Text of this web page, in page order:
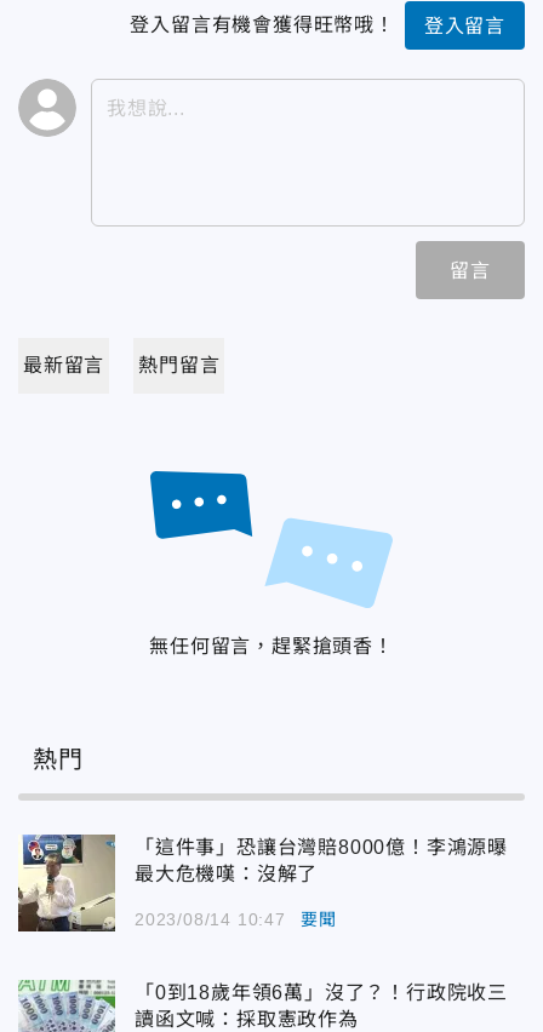
登入留言有機會獲得旺幣哦！ 登入留言
留言
最新留言 熱門留言
無任何留言，趕緊搶頭香！
熱門
「這件事」恐讓台灣賠8000億！李鴻源曝
最大危機嘆：沒解了
2023/08/14 10:47 要聞
「0到18歲年領6萬」沒了？！行政院收三
讀函文喊：採取憲政作為